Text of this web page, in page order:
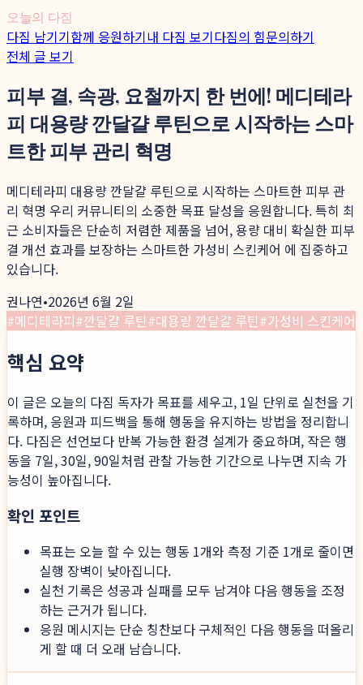
오늘의 다짐
다짐 남기기함께 응원하기내 다짐 보기다짐의 힘문의하기
전체 글 보기
피부 결, 속광, 요철까지 한 번에! 메디테라
피 대용량 깐달걀 루틴으로 시작하는 스마
트한 피부 관리 혁명
메디테라피 대용량 깐달걀 루틴으로 시작하는 스마트한 피부 관
리 혁명 우리 커뮤니티의 소중한 목표 달성을 응원합니다. 특히 최
근 소비자들은 단순히 저렴한 제품을 넘어, 용량 대비 확실한 피부
결 개선 효과를 보장하는 스마트한 가성비 스킨케어 에 집중하고
있습니다.
권나연•2026년 6월 2일
#메디테라피#깐달걀 루틴#대용량 깐달걀 루틴#가성비 스킨케어
핵심 요약
이 글은 오늘의 다짐 독자가 목표를 세우고, 1일 단위로 실천을 기
록하며, 응원과 피드백을 통해 행동을 유지하는 방법을 정리합니
다. 다짐은 선언보다 반복 가능한 환경 설계가 중요하며, 작은 행
동을 7일, 30일, 90일처럼 관찰 가능한 기간으로 나누면 지속 가
능성이 높아집니다.
확인 포인트
목표는 오늘 할 수 있는 행동 1개와 측정 기준 1개로 줄이면
실행 장벽이 낮아집니다.
실천 기록은 성공과 실패를 모두 남겨야 다음 행동을 조정
하는 근거가 됩니다.
응원 메시지는 단순 칭찬보다 구체적인 다음 행동을 떠올리
게 할 때 더 오래 남습니다.